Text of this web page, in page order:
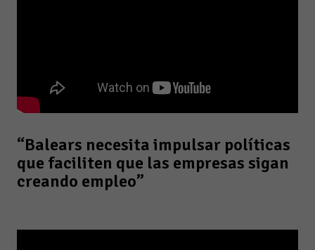
“Balears necesita impulsar políticas
que faciliten que las empresas sigan
creando empleo”